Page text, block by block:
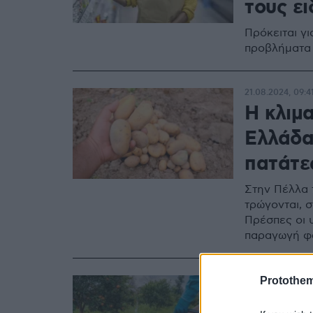
τους
Πρόκειται
Η
Στην Πέλλα
τρώγονται,
Πρέσπες οι
παραγωγή
21.08.2024, 09:41
18.06.2024,